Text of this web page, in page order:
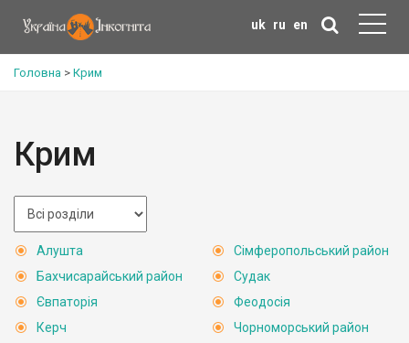
uk ru en
Головна > Крим
Крим
Алушта
Бахчисарайський район
Євпаторія
Керч
Сімферопольський район
Судак
Феодосія
Чорноморський район